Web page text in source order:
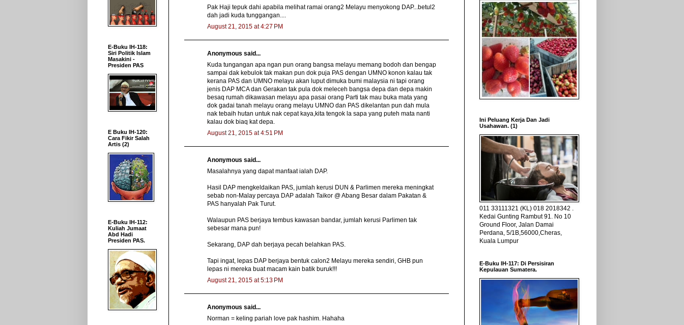
Pak Haji tepuk dahi apabila melihat ramai orang2 Melayu menyokong DAP...betul2
dah jadi kuda tunggangan....
August 21, 2015 at 4:27 PM
Anonymous said...
Kuda tungangan apa ngan pun orang bangsa melayu memang bodoh dan bengap
sampai dak kebulok tak makan pun dok puja PAS dengan UMNO konon kalau tak
kerana PAS dan UMNO melayu akan luput dimuka bumi malaysia ni tapi orang
jenis DAP MCA dan Gerakan tak pula dok meleceh bangsa depa dan depa makin
besaq rumah dikawasan melayu apa pasai orang Parti tak mau buka mata yang
dok gadai tanah melayu orang melayu UMNO dan PAS dikelantan pun dah mula
nak tebaih hutan untuk nak cepat kaya,kita tengok la sapa yang puteh mata nanti
kalau dok biaq kat depa.
August 21, 2015 at 4:51 PM
Anonymous said...
Masalahnya yang dapat manfaat ialah DAP.
Hasil DAP mengkeldaikan PAS, jumlah kerusi DUN & Parlimen mereka meningkat
sebab non-Malay percaya DAP adalah Taikor @ Abang Besar dalam Pakatan &
PAS hanyalah Pak Turut.
Walaupun PAS berjaya tembus kawasan bandar, jumlah kerusi Parlimen tak
sebesar mana pun!
Sekarang, DAP dah berjaya pecah belahkan PAS.
Tapi ingat, lepas DAP berjaya bentuk calon2 Melayu mereka sendiri, GHB pun
lepas ni mereka buat macam kain batik buruk!!!
August 21, 2015 at 5:13 PM
Anonymous said...
Norman = keling pariah love pak hashim. Hahaha
E-Buku IH-118:
Siri Politik Islam
Masakini -
Presiden PAS
E Buku IH-120:
Cara Fikir Salah
Artis (2)
E-Buku IH-112:
Kuliah Jumaat
Abd Hadi
Presiden PAS.
Ini Peluang Kerja Dan Jadi
Usahawan. (1)
011 33111321 (KL) 018 2018342 .
Kedai Gunting Rambut 91. No 10
Ground Floor, Jalan Damai
Perdana, 5/1B,56000,Cheras,
Kuala Lumpur
E-Buku IH-117: Di Persisiran
Kepulauan Sumatera.